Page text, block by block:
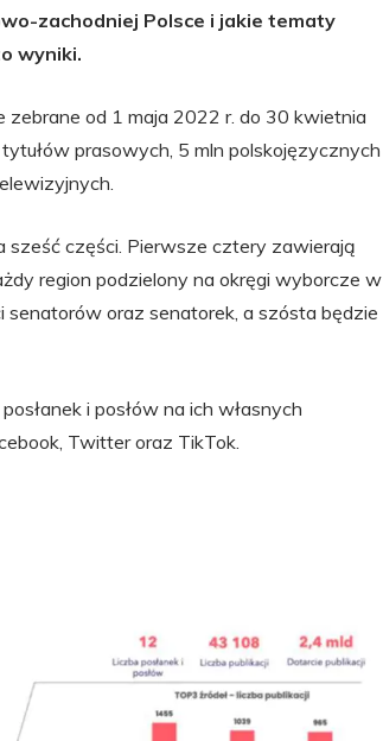
zachodniej Polsce i jakie tematy
wyniki.
od 1 maja 2022 r. do 30 kwietnia
prasowych, 5 mln polskojęzycznych
sześć części. Pierwsze cztery zawierają
region podzielony na okręgi wyborcze w
oraz senatorek, a szósta będzie
i posłów na ich własnych
Twitter oraz TikTok.